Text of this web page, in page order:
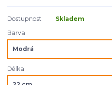
Dostupnost
Skladem
Barva
Délka